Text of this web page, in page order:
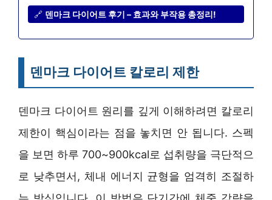
🔗 덴마크 다이어트 후기 – 효과와 부작용 총정리!
덴마크 다이어트 칼로리 제한
덴마크 다이어트 원리를 깊게 이해하려면 칼로리
제한이 핵심이라는 점을 놓치면 안 됩니다. 스펙
을 보면 하루 700~900kcal로 섭취량을 극단적으
로 낮추면서, 체내 에너지 균형을 엄격히 조절하